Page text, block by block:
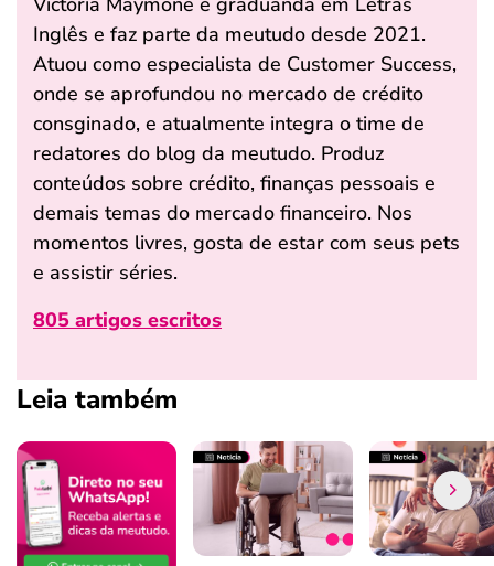
Inglês e faz parte da meutudo desde 2021.
Atuou como especialista de Customer Success,
onde se aprofundou no mercado de crédito
consginado, e atualmente integra o time de
redatores do blog da meutudo. Produz
conteúdos sobre crédito, finanças pessoais e
demais temas do mercado financeiro. Nos
momentos livres, gosta de estar com seus pets
e assistir séries.
805 artigos escritos
Leia também